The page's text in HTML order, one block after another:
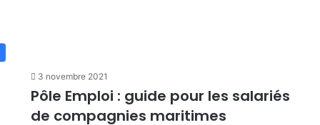
3 novembre 2021
Pôle Emploi : guide pour les salariés
de compagnies maritimes